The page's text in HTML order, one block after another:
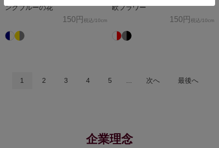
ンクブルーの花
150円 税込/10cm
欧フラワー
150円 税込/10cm
1 2 3 4 5 次へ 最後へ
企業理念